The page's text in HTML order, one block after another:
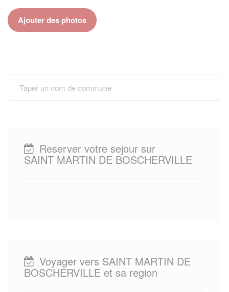
Ajouter des photos
Reserver votre sejour sur
SAINT MARTIN DE BOSCHERVILLE
Voyager vers SAINT MARTIN DE
BOSCHERVILLE et sa region